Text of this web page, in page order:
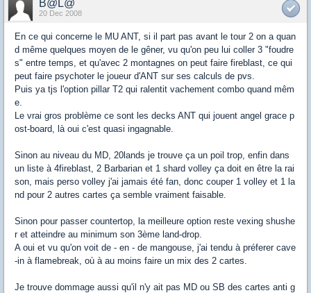
B@L@
20 Dec 2008
En ce qui concerne le MU ANT, si il part pas avant le tour 2 on a quan
d même quelques moyen de le gêner, vu qu'on peu lui coller 3 "foudre
s" entre temps, et qu'avec 2 montagnes on peut faire fireblast, ce qui
peut faire psychoter le joueur d'ANT sur ses calculs de pvs.
Puis ya tjs l'option pillar T2 qui ralentit vachement combo quand mêm
e.
Le vrai gros problème ce sont les decks ANT qui jouent angel grace p
ost-board, là oui c'est quasi ingagnable.
Sinon au niveau du MD, 20lands je trouve ça un poil trop, enfin dans
un liste à 4fireblast, 2 Barbarian et 1 shard volley ça doit en être la rai
son, mais perso volley j'ai jamais été fan, donc couper 1 volley et 1 la
nd pour 2 autres cartes ça semble vraiment faisable.
Sinon pour passer countertop, la meilleure option reste vexing shushe
r et atteindre au minimum son 3ème land-drop.
A oui et vu qu'on voit de - en - de mangouse, j'ai tendu à préferer cave
-in à flamebreak, où à au moins faire un mix des 2 cartes.
Je trouve dommage aussi qu'il n'y ait pas MD ou SB des cartes anti g